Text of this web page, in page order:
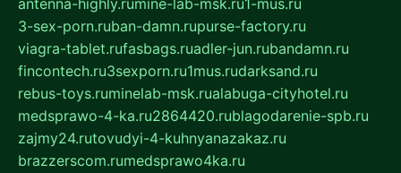
antenna-highly.rumine-lab-msk.ru1-mus.ru
3-sex-porn.ruban-damn.rupurse-factory.ru
viagra-tablet.rufasbags.ruadler-jun.rubandamn.ru
fincontech.ru3sexporn.ru1mus.rudarksand.ru
rebus-toys.ruminelab-msk.rualabuga-cityhotel.ru
medsprawo-4-ka.ru2864420.rublagodarenie-spb.ru
zajmy24.rutovudyi-4-kuhnyanazakaz.ru
brazzerscom.rumedsprawo4ka.ru